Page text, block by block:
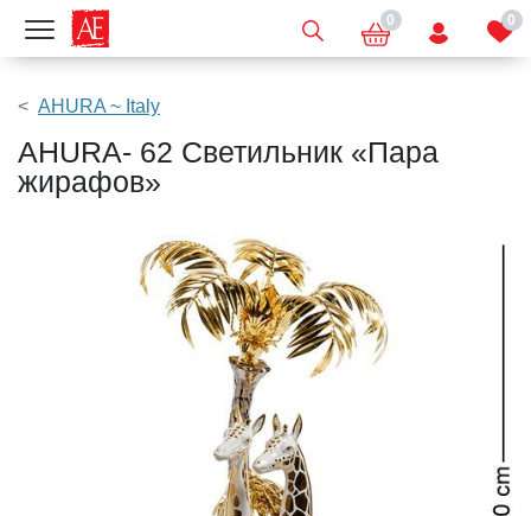
Показать меню 0 0
AHURA ~ Italy
AHURA- 62 Светильник «Пара
жирафов»